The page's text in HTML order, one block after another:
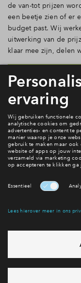
de van-tot prijzen
een beetje zien of er
budget past. Wij
uitwerking van de
klaar mee zijn, delen
Bekijk de prijzen
Meer
Hiermee blijf je op
Ja,
Heb je een vraag